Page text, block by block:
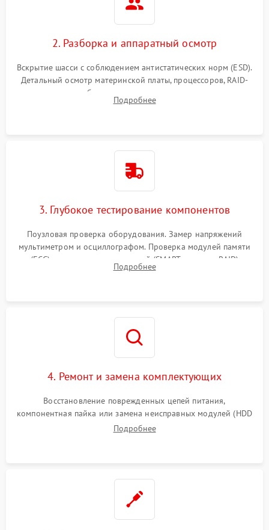
2. Разборка и аппаратный осмотр
Вскрытие шасси с соблюдением антистатических норм (ESD).
Детальный осмотр материнской платы, процессоров, RAID-
контроллеров и блоков питания на наличие термических
повреждений, прогаров или окислений.
Подробнее
3. Глубокое тестирование компонентов
Поузловая проверка оборудования. Замер напряжений
мультиметром и осциллографом. Проверка модулей памяти
(ECC) и состояния накопителей (SMART, массивы RAID)
специализированными диагностическими утилитами.
Подробнее
4. Ремонт и замена комплектующих
Восстановление поврежденных цепей питания,
компонентная пайка или замена неисправных модулей (HDD
Подробнее